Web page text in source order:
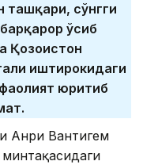
ташқари, сўнгги
ўсиб
Қозоғистон
иштирокидаги
юритиб
Анри Вантигем